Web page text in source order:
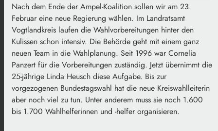
Nach dem Ende der Ampel-Koalition sollen wir am 23.
Februar eine neue Regierung wählen. Im Landratsamt
Vogtlandkreis laufen die Wahlvorbereitungen hinter den
Kulissen schon intensiv. Die Behörde geht mit einem ganz
neuen Team in die Wahlplanung. Seit 1996 war Cornelia
Panzert für die Vorbereitungen zuständig. Jetzt übernimmt die
25-jährige Linda Heusch diese Aufgabe. Bis zur
vorgezogenen Bundestagswahl hat die neue Kreiswahlleiterin
aber noch viel zu tun. Unter anderem muss sie noch 1.600
bis 1.700 Wahlhelferinnen und -helfer organisieren.